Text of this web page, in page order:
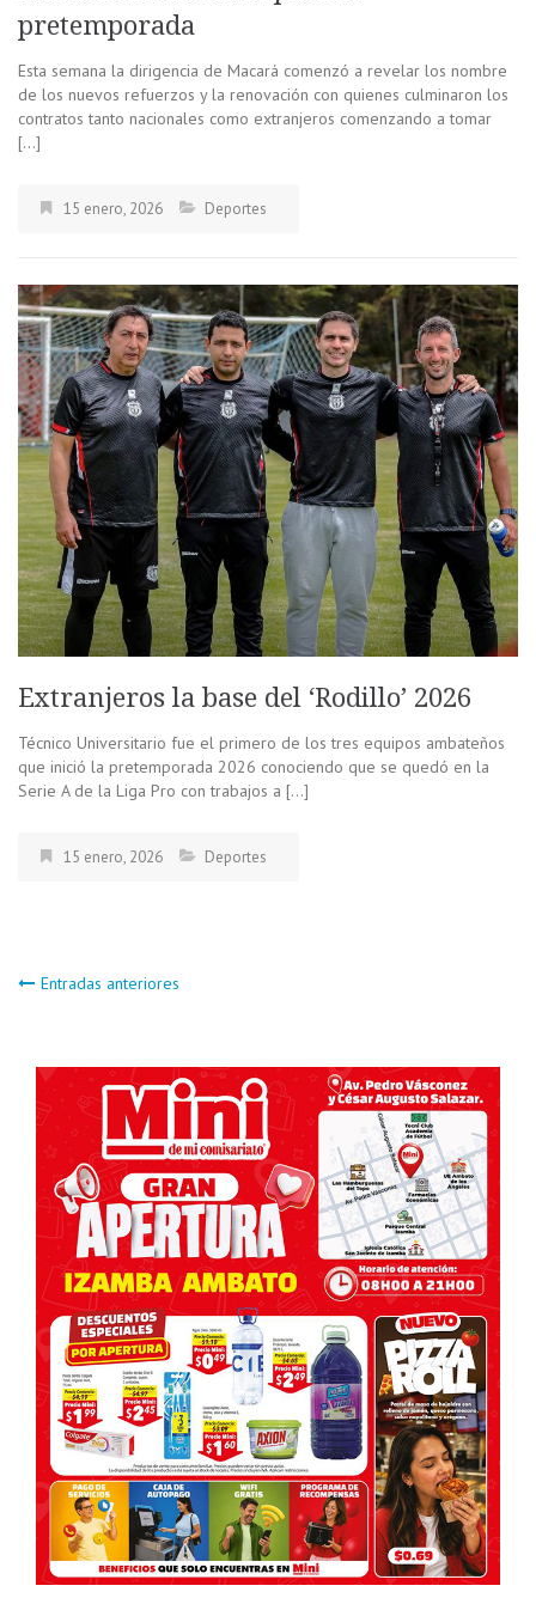
pretemporada
Esta semana la dirigencia de Macará comenzó a revelar los nombre
de los nuevos refuerzos y la renovación con quienes culminaron los
contratos tanto nacionales como extranjeros comenzando a tomar
[…]
15 enero, 2026 Deportes
Extranjeros la base del ‘Rodillo’ 2026
Técnico Universitario fue el primero de los tres equipos ambateños
que inició la pretemporada 2026 conociendo que se quedó en la
Serie A de la Liga Pro con trabajos a […]
15 enero, 2026 Deportes
Navegación
de
entradas
Entradas anteriores